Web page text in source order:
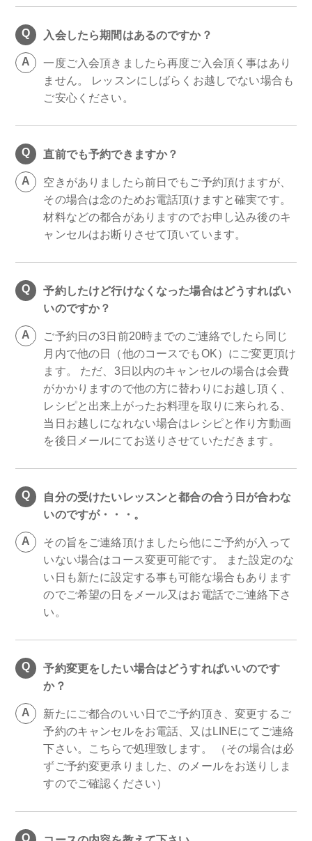
入会したら期間はあるのですか？
一度ご入会頂きましたら再度ご入会頂く事はあり
ません。 レッスンにしばらくお越しでない場合も
ご安心ください。
直前でも予約できますか？
空きがありましたら前日でもご予約頂けますが、
その場合は念のためお電話頂けますと確実です。
材料などの都合がありますのでお申し込み後のキ
ャンセルはお断りさせて頂いています。
予約したけど行けなくなった場合はどうすればい
いのですか？
ご予約日の3日前20時までのご連絡でしたら同じ
月内で他の日（他のコースでもOK）にご変更頂け
ます。 ただ、3日以内のキャンセルの場合は会費
がかかりますので他の方に替わりにお越し頂く、
レシピと出来上がったお料理を取りに来られる、
当日お越しになれない場合はレシピと作り方動画
を後日メールにてお送りさせていただきます。
自分の受けたいレッスンと都合の合う日が合わな
いのですが・・・。
その旨をご連絡頂けましたら他にご予約が入って
いない場合はコース変更可能です。 また設定のな
い日も新たに設定する事も可能な場合もあります
のでご希望の日をメール又はお電話でご連絡下さ
い。
予約変更をしたい場合はどうすればいいのです
か？
新たにご都合のいい日でご予約頂き、変更するご
予約のキャンセルをお電話、又はLINEにてご連絡
下さい。こちらで処理致します。 （その場合は必
ずご予約変更承りました、のメールをお送りしま
すのでご確認ください）